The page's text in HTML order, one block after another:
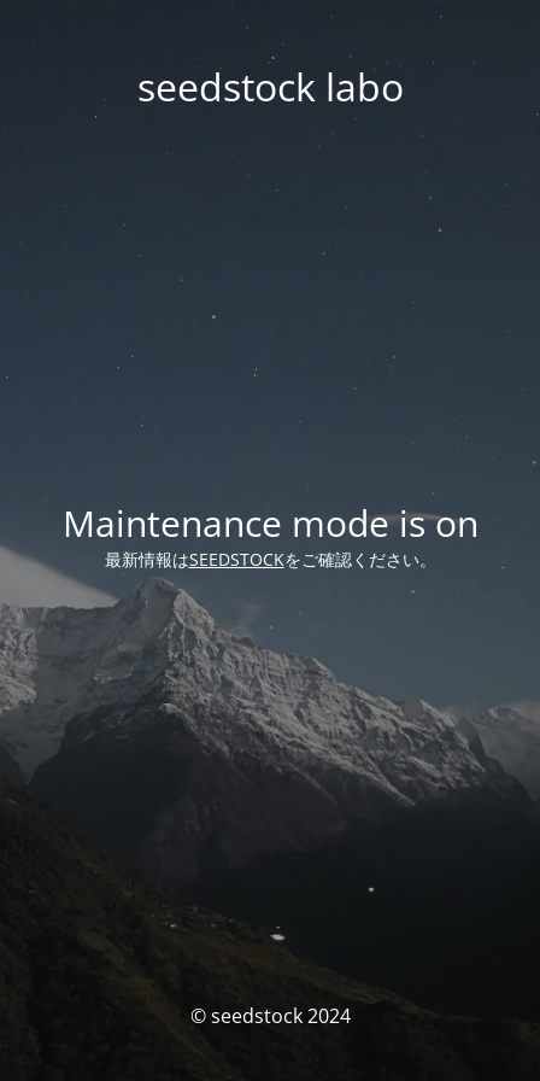
seedstock labo
Maintenance mode is on
最新情報はSEEDSTOCKをご確認ください。
© seedstock 2024